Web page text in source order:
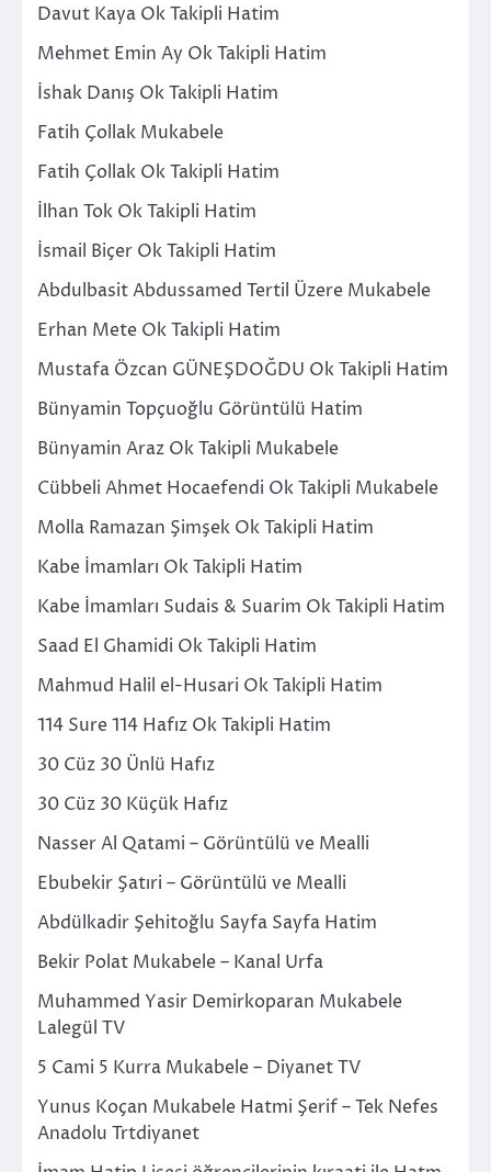
Davut Kaya Ok Takipli Hatim
Mehmet Emin Ay Ok Takipli Hatim
İshak Danış Ok Takipli Hatim
Fatih Çollak Mukabele
Fatih Çollak Ok Takipli Hatim
İlhan Tok Ok Takipli Hatim
İsmail Biçer Ok Takipli Hatim
Abdulbasit Abdussamed Tertil Üzere Mukabele
Erhan Mete Ok Takipli Hatim
Mustafa Özcan GÜNEŞDOĞDU Ok Takipli Hatim
Bünyamin Topçuoğlu Görüntülü Hatim
Bünyamin Araz Ok Takipli Mukabele
Cübbeli Ahmet Hocaefendi Ok Takipli Mukabele
Molla Ramazan Şimşek Ok Takipli Hatim
Kabe İmamları Ok Takipli Hatim
Kabe İmamları Sudais & Suarim Ok Takipli Hatim
Saad El Ghamidi Ok Takipli Hatim
Mahmud Halil el-Husari Ok Takipli Hatim
114 Sure 114 Hafız Ok Takipli Hatim
30 Cüz 30 Ünlü Hafız
30 Cüz 30 Küçük Hafız
Nasser Al Qatami – Görüntülü ve Mealli
Ebubekir Şatıri – Görüntülü ve Mealli
Abdülkadir Şehitoğlu Sayfa Sayfa Hatim
Bekir Polat Mukabele – Kanal Urfa
Muhammed Yasir Demirkoparan Mukabele
Lalegül TV
5 Cami 5 Kurra Mukabele – Diyanet TV
Yunus Koçan Mukabele Hatmi Şerif – Tek Nefes
Anadolu Trtdiyanet